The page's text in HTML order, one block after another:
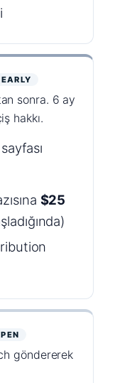
EARLY
sonra. 6 ay
hakkı.
sayfası
$25
göndererek